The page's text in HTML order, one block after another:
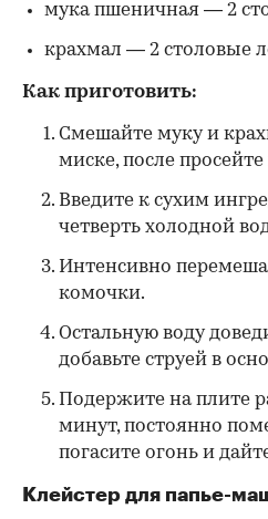
мука пшеничная — 2
крахмал — 2 столовые
Как приготовить:
Смешайте муку и
миске, после просейте
Введите к сухим
четверть холодной
Интенсивно
комочки.
Остальную воду
добавьте струей в
Подержите на плите
минут, постоянно
погасите огонь и
Клейстер для папье-